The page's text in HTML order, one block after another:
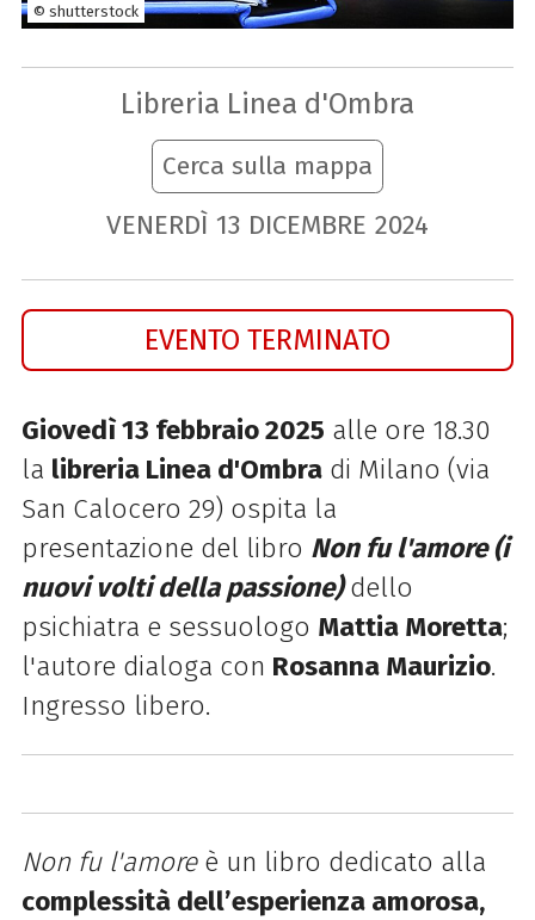
© shutterstock
Libreria Linea d'Ombra
Cerca sulla mappa
VENERDÌ 13 DICEMBRE 2024
EVENTO TERMINATO
Giovedì 13 febbraio 2025 alle ore 18.30
la libreria Linea d'Ombradi Milano (via
San Calocero 29) ospita la
presentazione del libro Non fu l'amore (i
nuovi volti della passione)dello
psichiatra e sessuologo Mattia Moretta;
l'autore dialoga con Rosanna Maurizio.
Ingresso libero.
Non fu l'amore è un libro dedicato alla
complessità dell’esperienza amorosa,